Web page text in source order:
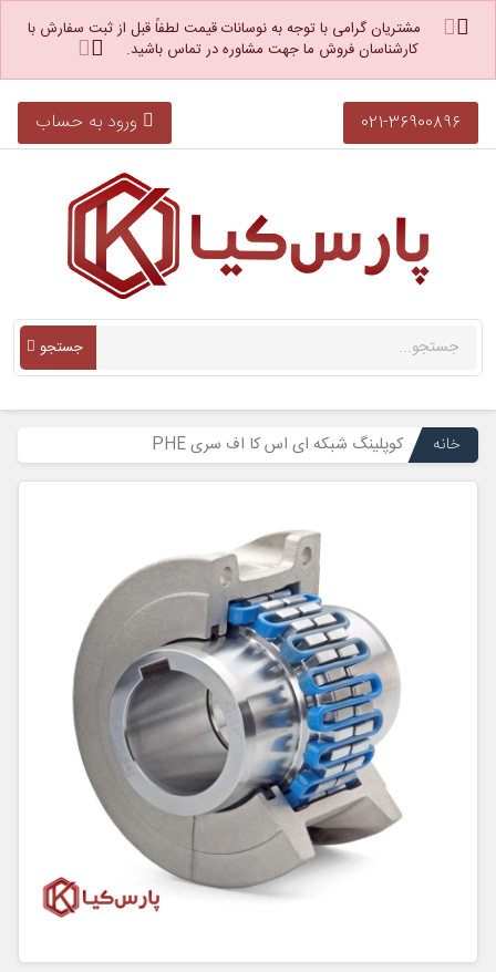
مشتریان گرامی با توجه به نوسانات قیمت لطفاً قبل از ثبت سفارش با
کارشناسان فروش ما جهت مشاوره در تماس باشید.
021-36900896 ورود به حساب
جستجو
خانه کوپلینگ شبکه ای اس کا اف سری PHE